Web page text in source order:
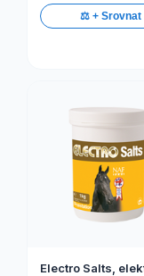
⚖️ + Srovnat
Electro Salts,